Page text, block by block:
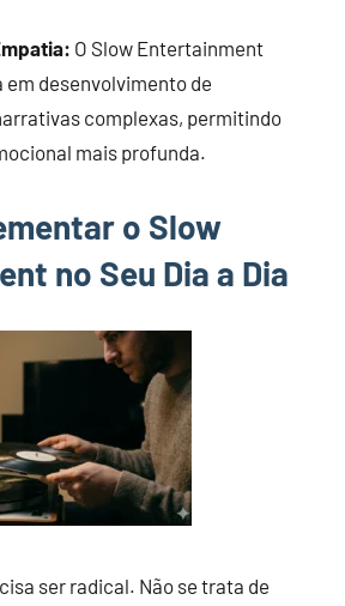
O Slow Entertainment
desenvolvimento de
complexas, permitindo
mais profunda.
o Slow
no Seu Dia a Dia
ser radical. Não se trata de